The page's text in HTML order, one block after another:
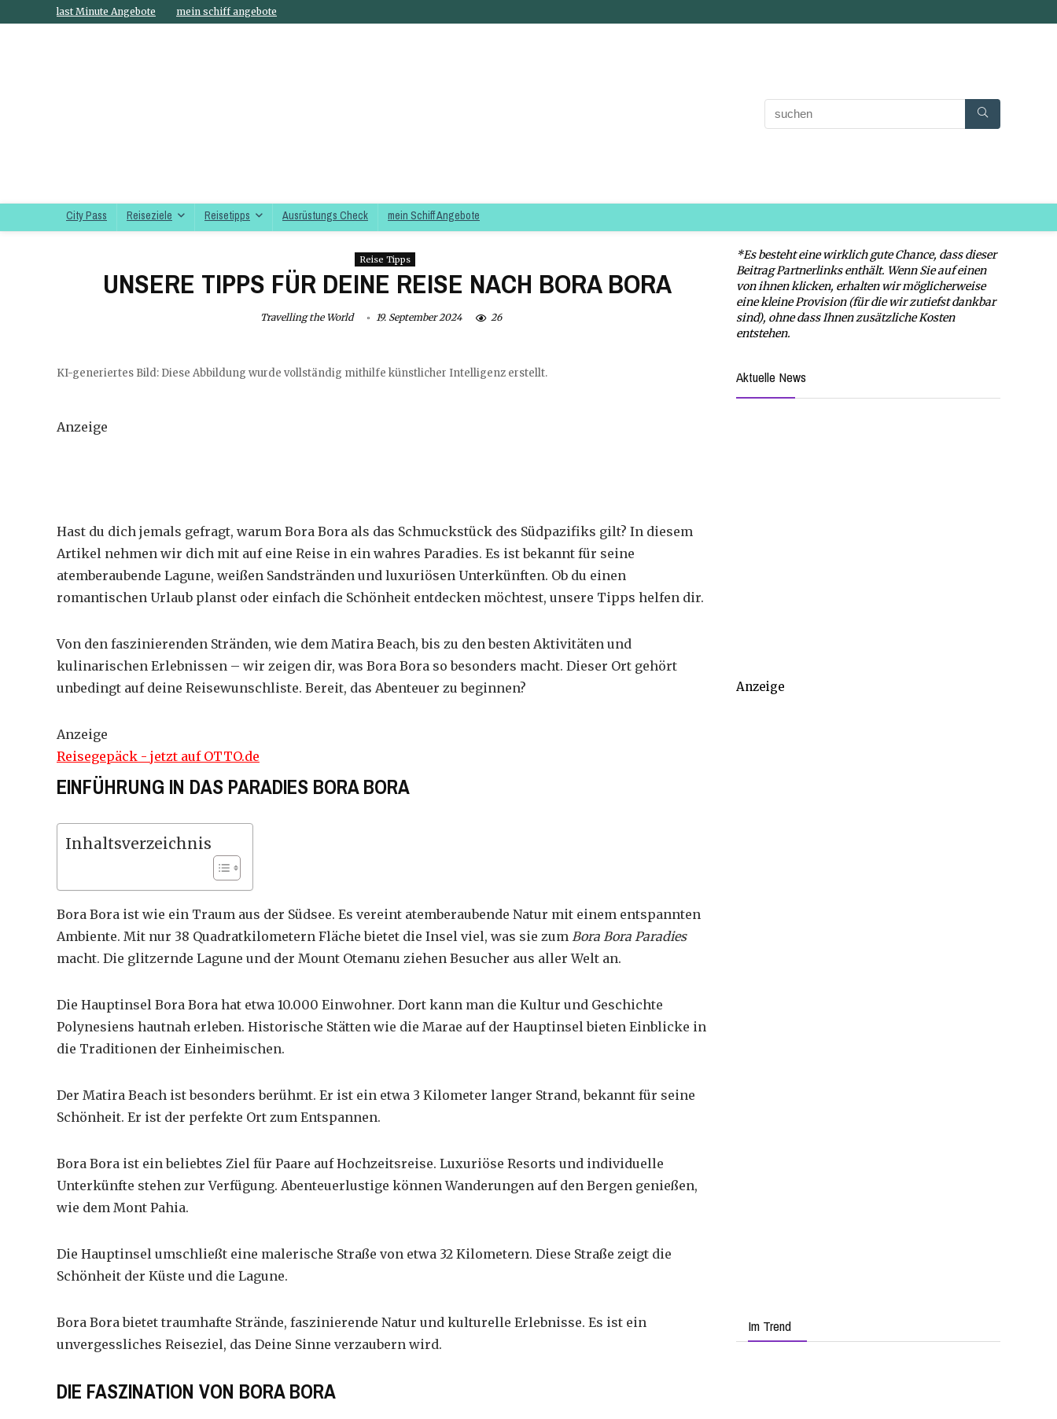
last Minute Angebote mein schiff angebote
City Pass Reiseziele Reisetipps Ausrüstungs Check mein Schiff Angebote
Reise Tipps
UNSERE TIPPS FÜR DEINE REISE NACH BORA BORA
Travelling the World 19. September 2024 26
KI-generiertes Bild: Diese Abbildung wurde vollständig mithilfe künstlicher Intelligenz erstellt.
Anzeige
Hast du dich jemals gefragt, warum Bora Bora als das Schmuckstück des Südpazifiks gilt? In diesem
Artikel nehmen wir dich mit auf eine Reise in ein wahres Paradies. Es ist bekannt für seine
atemberaubende Lagune, weißen Sandstränden und luxuriösen Unterkünften. Ob du einen
romantischen Urlaub planst oder einfach die Schönheit entdecken möchtest, unsere Tipps helfen dir.
Von den faszinierenden Stränden, wie dem Matira Beach, bis zu den besten Aktivitäten und
kulinarischen Erlebnissen – wir zeigen dir, was Bora Bora so besonders macht. Dieser Ort gehört
unbedingt auf deine Reisewunschliste. Bereit, das Abenteuer zu beginnen?
Anzeige
Reisegepäck - jetzt auf OTTO.de
EINFÜHRUNG IN DAS PARADIES BORA BORA
Inhaltsverzeichnis
Bora Bora ist wie ein Traum aus der Südsee. Es vereint atemberaubende Natur mit einem entspannten
Ambiente. Mit nur 38 Quadratkilometern Fläche bietet die Insel viel, was sie zum Bora Bora Paradies
macht. Die glitzernde Lagune und der Mount Otemanu ziehen Besucher aus aller Welt an.
Die Hauptinsel Bora Bora hat etwa 10.000 Einwohner. Dort kann man die Kultur und Geschichte
Polynesiens hautnah erleben. Historische Stätten wie die Marae auf der Hauptinsel bieten Einblicke in
die Traditionen der Einheimischen.
Der Matira Beach ist besonders berühmt. Er ist ein etwa 3 Kilometer langer Strand, bekannt für seine
Schönheit. Er ist der perfekte Ort zum Entspannen.
Bora Bora ist ein beliebtes Ziel für Paare auf Hochzeitsreise. Luxuriöse Resorts und individuelle
Unterkünfte stehen zur Verfügung. Abenteuerlustige können Wanderungen auf den Bergen genießen,
wie dem Mont Pahia.
Die Hauptinsel umschließt eine malerische Straße von etwa 32 Kilometern. Diese Straße zeigt die
Schönheit der Küste und die Lagune.
Bora Bora bietet traumhafte Strände, faszinierende Natur und kulturelle Erlebnisse. Es ist ein
unvergessliches Reiseziel, das Deine Sinne verzaubern wird.
DIE FASZINATION VON BORA BORA
*Es besteht eine wirklich gute Chance, dass dieser
Beitrag Partnerlinks enthält. Wenn Sie auf einen
von ihnen klicken, erhalten wir möglicherweise
eine kleine Provision (für die wir zutiefst dankbar
sind), ohne dass Ihnen zusätzliche Kosten
entstehen.
Aktuelle News
Anzeige
Im Trend